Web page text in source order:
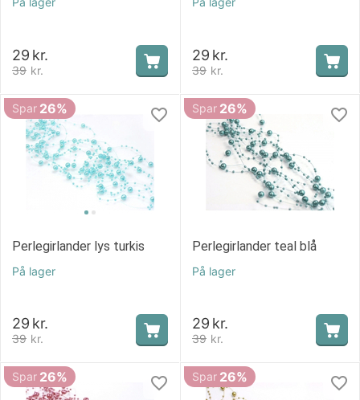
39 kr.
29 kr.
39 kr.
29 kr.
Spar 26%
Perlegirlander lys turkis
På lager
39 kr.
29 kr.
Spar 26%
Perlegirlander teal blå
På lager
39 kr.
29 kr.
Spar 26% Spar 26%